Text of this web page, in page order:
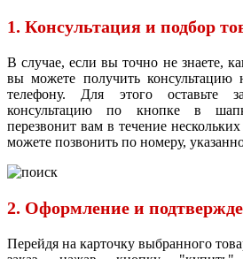
1. Консультация и подбор
В случае, если вы точно не знаете,
вы можете получить консультацию
телефону. Для этого оставьте
консультацию по кнопке в
перезвонит вам в течение
можете позвонить по номеру,
2. Оформление и
Перейдя на карточку выбранного